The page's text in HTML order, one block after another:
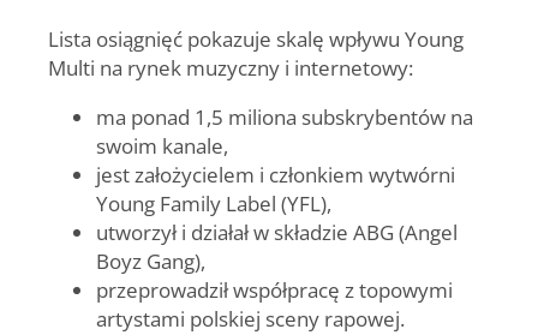
Lista osiągnięć pokazuje skalę wpływu Young
Multi na rynek muzyczny i internetowy:
ma ponad 1,5 miliona subskrybentów na
swoim kanale,
jest założycielem i członkiem wytwórni
Young Family Label (YFL),
utworzył i działał w składzie ABG (Angel
Boyz Gang),
przeprowadził współpracę z topowymi
artystami polskiej sceny rapowej.